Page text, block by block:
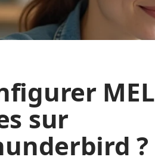
MEL
sur
?